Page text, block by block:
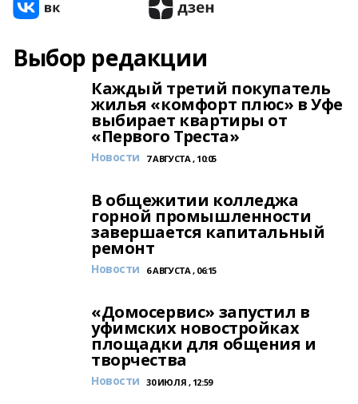
Выбор редакции
Каждый третий покупатель
жилья «комфорт плюс» в Уфе
выбирает квартиры от
«Первого Треста»
Новости 7 АВГУСТА , 10:05
В общежитии колледжа
горной промышленности
завершается капитальный
ремонт
Новости 6 АВГУСТА , 06:15
«Домосервис» запустил в
уфимских новостройках
площадки для общения и
творчества
Новости 30 ИЮЛЯ , 12:59